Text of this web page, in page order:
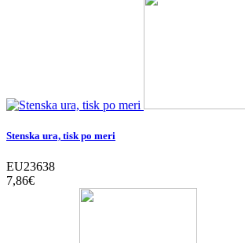
Stenska ura, tisk po meri
EU23638
7,86‎€